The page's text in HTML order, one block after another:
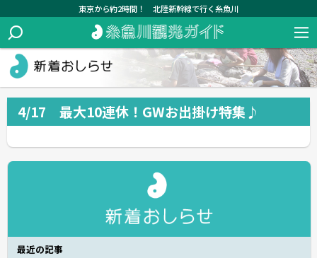
東京から約2時間！ 北陸新幹線で行く糸魚川
4/17 最大10連休！GWお出掛け特集♪
最近の記事